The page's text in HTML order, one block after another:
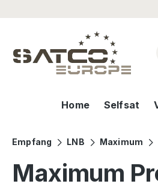
Home Selfsat
Empfang LNB Maximum
Maximum